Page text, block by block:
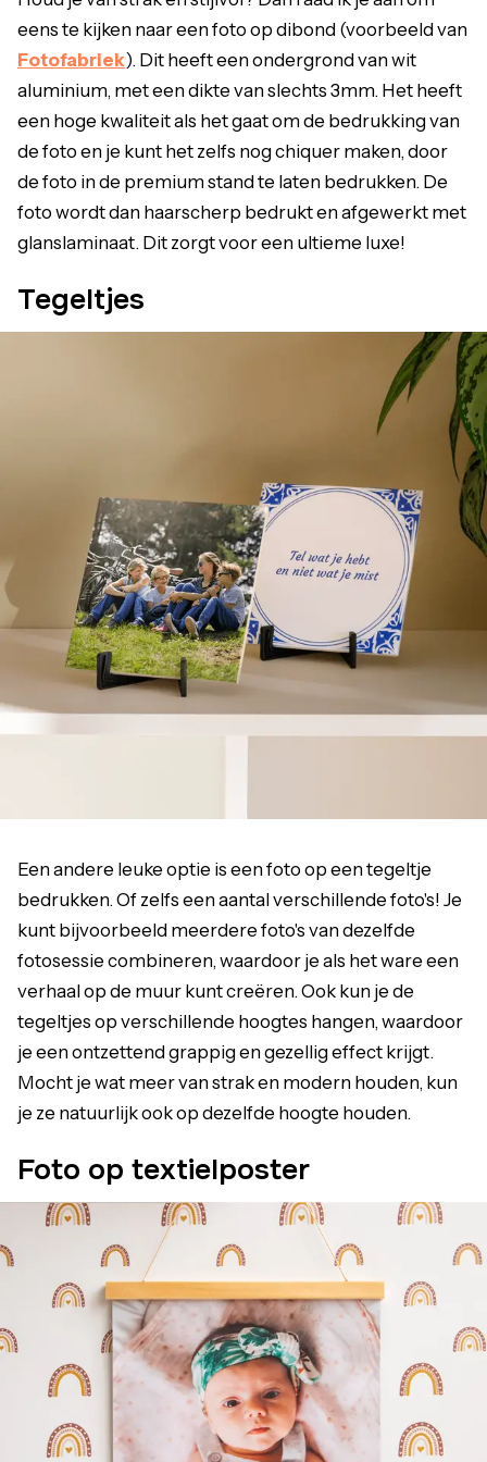
eens te kijken naar een foto op dibond (voorbeeld van
Fotofabriek). Dit heeft een ondergrond van wit
aluminium, met een dikte van slechts 3mm. Het heeft
een hoge kwaliteit als het gaat om de bedrukking van
de foto en je kunt het zelfs nog chiquer maken, door
de foto in de premium stand te laten bedrukken. De
foto wordt dan haarscherp bedrukt en afgewerkt met
glanslaminaat. Dit zorgt voor een ultieme luxe!
Tegeltjes
Een andere leuke optie is een foto op een tegeltje
bedrukken. Of zelfs een aantal verschillende foto's! Je
kunt bijvoorbeeld meerdere foto's van dezelfde
fotosessie combineren, waardoor je als het ware een
verhaal op de muur kunt creëren. Ook kun je de
tegeltjes op verschillende hoogtes hangen, waardoor
je een ontzettend grappig en gezellig effect krijgt.
Mocht je wat meer van strak en modern houden, kun
je ze natuurlijk ook op dezelfde hoogte houden.
Foto op textielposter